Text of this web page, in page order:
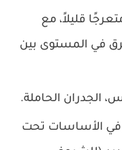
قليلاً، مع
في المستوى بين
الجدران الحاملة.
في الأساسات تحت